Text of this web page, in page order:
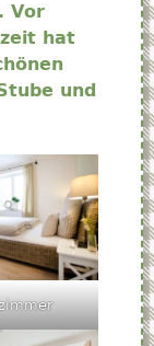
Vor
hat
und